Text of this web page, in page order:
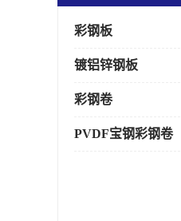
彩钢板
镀铝锌钢板
彩钢卷
PVDF宝钢彩钢卷